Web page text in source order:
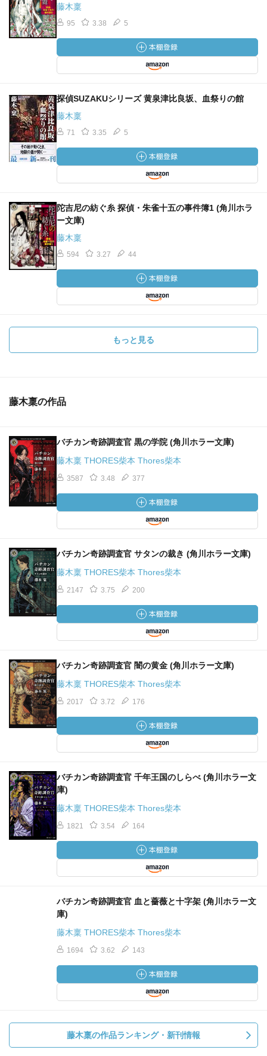
藤木稟
95 3.38 5
探偵SUZAKUシリーズ 黄泉津比良坂、血祭りの館
藤木稟
71 3.35 5
陀吉尼の紡ぐ糸 探偵・朱雀十五の事件簿1 (角川ホラ
ー文庫)
藤木稟
594 3.27 44
もっと見る
藤木稟の作品
バチカン奇跡調査官 黒の学院 (角川ホラー文庫)
藤木稟 THORES柴本 Thores柴本
3587 3.48 377
バチカン奇跡調査官 サタンの裁き (角川ホラー文庫)
藤木稟 THORES柴本 Thores柴本
2147 3.75 200
バチカン奇跡調査官 闇の黄金 (角川ホラー文庫)
藤木稟 THORES柴本 Thores柴本
2017 3.72 176
バチカン奇跡調査官 千年王国のしらべ (角川ホラー文
庫)
藤木稟 THORES柴本 Thores柴本
1821 3.54 164
バチカン奇跡調査官 血と薔薇と十字架 (角川ホラー文
庫)
藤木稟 THORES柴本 Thores柴本
1694 3.62 143
藤木稟の作品ランキング・新刊情報